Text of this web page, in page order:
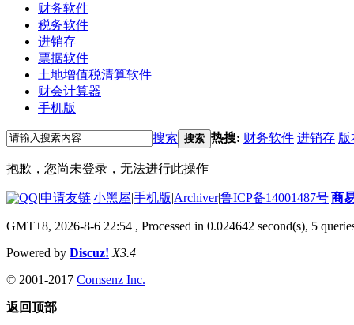
财务软件
税务软件
进销存
票据软件
土地增值税清算软件
财会计算器
手机版
搜索 搜索 热搜: 财务软件 进销存 版
抱歉，您尚未登录，无法进行此操作
|申请友链|小黑屋|手机版|Archiver|鲁ICP备14001487号|商
GMT+8, 2026-8-6 22:54 , Processed in 0.024642 second(s), 5
Powered by Discuz! X3.4
© 2001-2017 Comsenz Inc.
返回顶部